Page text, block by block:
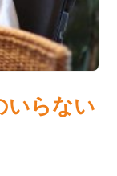
いらない